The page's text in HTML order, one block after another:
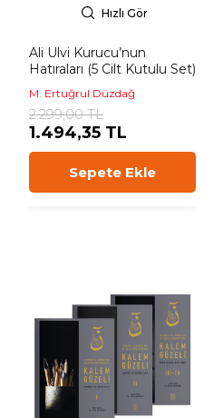
Hızlı Gör
Ali Ulvi Kurucu’nun
Hatıraları (5 Cilt Kutulu Set)
M. Ertuğrul Düzdağ
2.299,00 TL
1.494,35 TL
Sepete Ekle